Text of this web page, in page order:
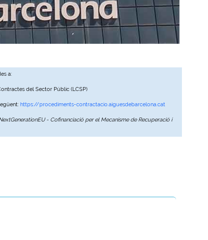
a:
del Sector Públic (LCSP)
https://procediments-contractacio.aiguesdebarcelona.cat
- Cofinanciació per el Mecanisme de Recuperació i